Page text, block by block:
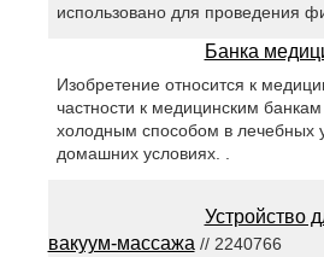
использовано для проведения
Банка
Изобретение относится к
частности к медицинским
холодным способом в лечебных
домашних условиях. .
Устройство
вакуум-массажа // 2240766